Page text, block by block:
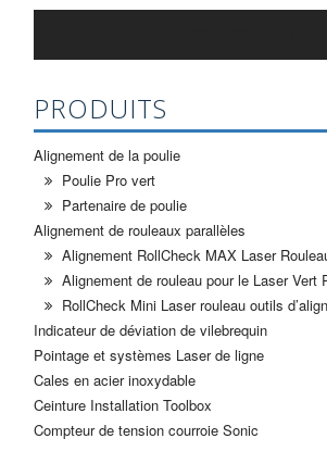
PRODUITS
Alignement de la poulie
Poulie Pro vert
Partenaire de poulie
Alignement de rouleaux parallèles
Alignement RollCheck MAX Laser
Alignement de rouleau pour le Laser Vert
RollCheck Mini Laser rouleau outils
Indicateur de déviation de vilebrequin
Pointage et systèmes Laser de ligne
Cales en acier inoxydable
Ceinture Installation Toolbox
Compteur de tension courroie Sonic